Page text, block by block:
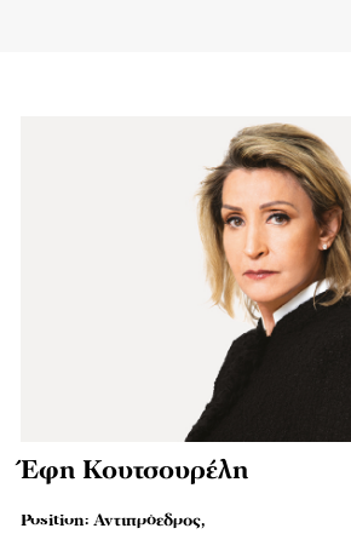
Έφη Κουτσουρέλη
Position: Αντιπρόεδρος,